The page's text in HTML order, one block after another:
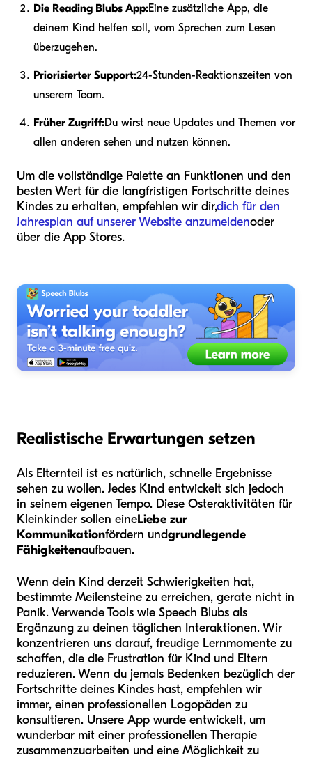
Die Reading Blubs App:Eine zusätzliche App, die
deinem Kind helfen soll, vom Sprechen zum Lesen
überzugehen.
Priorisierter Support:24-Stunden-Reaktionszeiten von
unserem Team.
Früher Zugriff:Du wirst neue Updates und Themen vor
allen anderen sehen und nutzen können.
Um die vollständige Palette an Funktionen und den
besten Wert für die langfristigen Fortschritte deines
Kindes zu erhalten, empfehlen wir dir,dich für den
Jahresplan auf unserer Website anzumeldenoder
über die App Stores.
Realistische Erwartungen setzen
Als Elternteil ist es natürlich, schnelle Ergebnisse
sehen zu wollen. Jedes Kind entwickelt sich jedoch
in seinem eigenen Tempo. Diese Osteraktivitäten für
Kleinkinder sollen eineLiebe zur
Kommunikationfördern undgrundlegende
Fähigkeitenaufbauen.
Wenn dein Kind derzeit Schwierigkeiten hat,
bestimmte Meilensteine zu erreichen, gerate nicht in
Panik. Verwende Tools wie Speech Blubs als
Ergänzung zu deinen täglichen Interaktionen. Wir
konzentrieren uns darauf, freudige Lernmomente zu
schaffen, die die Frustration für Kind und Eltern
reduzieren. Wenn du jemals Bedenken bezüglich der
Fortschritte deines Kindes hast, empfehlen wir
immer, einen professionellen Logopäden zu
konsultieren. Unsere App wurde entwickelt, um
wunderbar mit einer professionellen Therapie
zusammenzuarbeiten und eine Möglichkeit zu